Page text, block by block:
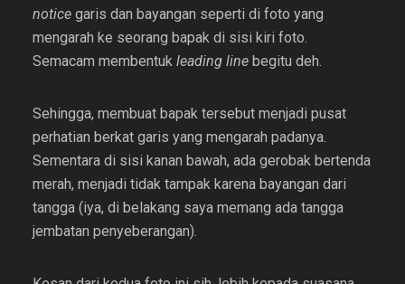
notice garis dan bayangan seperti di foto yang
mengarah ke seorang bapak di sisi kiri foto.
Semacam membentuk leading line begitu deh.
Sehingga, membuat bapak tersebut menjadi pusat
perhatian berkat garis yang mengarah padanya.
Sementara di sisi kanan bawah, ada gerobak bertenda
merah, menjadi tidak tampak karena bayangan dari
tangga (iya, di belakang saya memang ada tangga
jembatan penyeberangan).